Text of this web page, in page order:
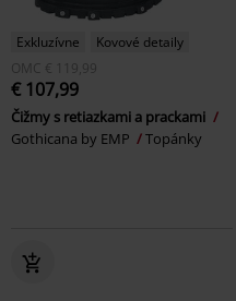
Exkluzívne
Kovové detaily
OMC € 119,99
€ 107,99
Čižmy s retiazkami a prackami
Gothicana by EMP
Topánky